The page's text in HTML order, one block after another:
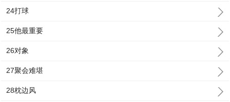
24打球
25他最重要
26对象
27聚会难堪
28枕边风